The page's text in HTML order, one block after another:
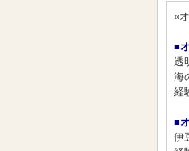
«
■
透
海
経
■
伊